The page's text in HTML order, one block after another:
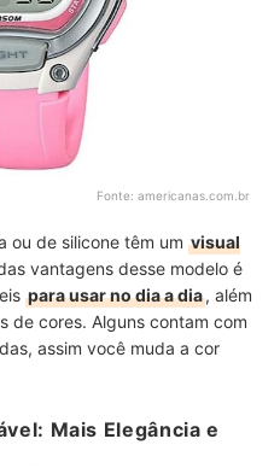
Fonte: americanas.com.br
ou de silicone têm um visual
vantagens desse modelo é
para usar no dia a dia, além
de cores. Alguns contam com
assim você muda a cor
Mais Elegância e